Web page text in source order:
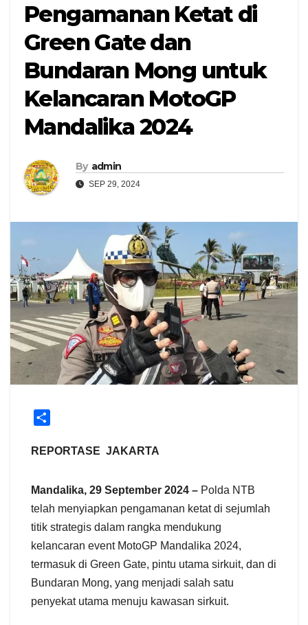
Pengamanan Ketat di
Green Gate dan
Bundaran Mong untuk
Kelancaran MotoGP
Mandalika 2024
By admin
SEP 29, 2024
a
REPORTASE JAKARTA
Mandalika, 29 September 2024 – Polda NTB
telah menyiapkan pengamanan ketat di sejumlah
titik strategis dalam rangka mendukung
kelancaran event MotoGP Mandalika 2024,
termasuk di Green Gate, pintu utama sirkuit, dan di
Bundaran Mong, yang menjadi salah satu
penyekat utama menuju kawasan sirkuit.